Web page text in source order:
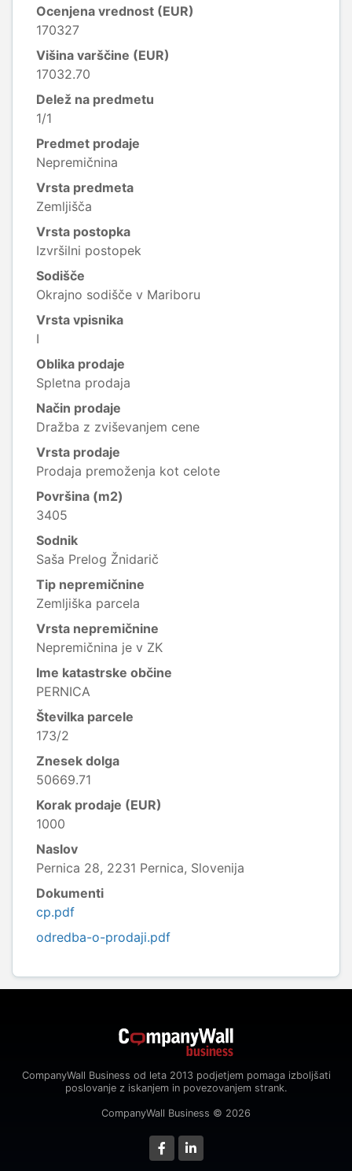
Ocenjena vrednost (EUR)
170327
Višina varščine (EUR)
17032.70
Delež na predmetu
1/1
Predmet prodaje
Nepremičnina
Vrsta predmeta
Zemljišča
Vrsta postopka
Izvršilni postopek
Sodišče
Okrajno sodišče v Mariboru
Vrsta vpisnika
I
Oblika prodaje
Spletna prodaja
Način prodaje
Dražba z zviševanjem cene
Vrsta prodaje
Prodaja premoženja kot celote
Površina (m2)
3405
Sodnik
Saša Prelog Žnidarič
Tip nepremičnine
Zemljiška parcela
Vrsta nepremičnine
Nepremičnina je v ZK
Ime katastrske občine
PERNICA
Številka parcele
173/2
Znesek dolga
50669.71
Korak prodaje (EUR)
1000
Naslov
Pernica 28, 2231 Pernica, Slovenija
Dokumenti
cp.pdf
odredba-o-prodaji.pdf
CompanyWall Business od leta 2013 podjetjem pomaga izboljšati
poslovanje z iskanjem in povezovanjem strank.
CompanyWall Business © 2026